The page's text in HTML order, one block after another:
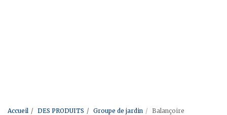
Accueil DES PRODUITS Groupe de jardin Balançoire